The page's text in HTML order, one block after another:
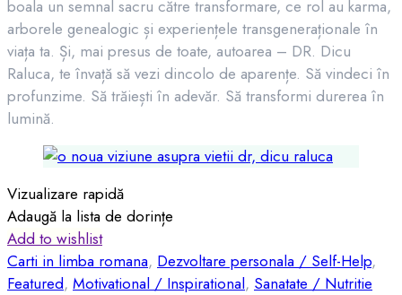
boala un semnal sacru către transformare, ce rol au karma,
arborele genealogic și experiențele transgeneraționale în
viața ta. Și, mai presus de toate, autoarea – DR. Dicu
Raluca, te învață să vezi dincolo de aparențe. Să vindeci în
profunzime. Să trăiești în adevăr. Să transformi durerea în
lumină.
Vizualizare rapidă
Adaugă la lista de dorințe
Add to wishlist
Carti in limba romana, Dezvoltare personala / Self-Help,
Featured, Motivational / Inspirational, Sanatate / Nutritie